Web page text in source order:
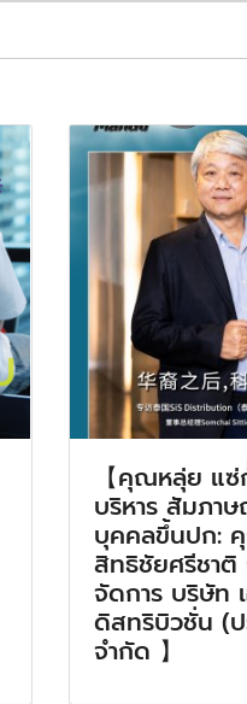
【คุณหลุ่ย แซ่
บริหาร สัมภา
บุคคลขึ้นปก:
สิทธิชัยศรีชาติ
จัดการ บริษัท
ดิสทริบิวชั่น (ป
จำกัด 】